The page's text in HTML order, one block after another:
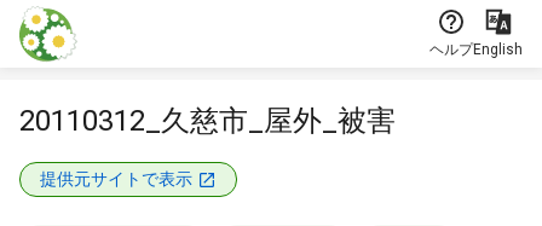
本文に飛ぶ
ヘルプEnglish
20110312_久慈市_屋外_被害
提供元サイトで表示